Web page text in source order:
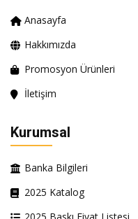
Anasayfa
Hakkımızda
Promosyon Ürünleri
İletişim
Kurumsal
Banka Bilgileri
2025 Katalog